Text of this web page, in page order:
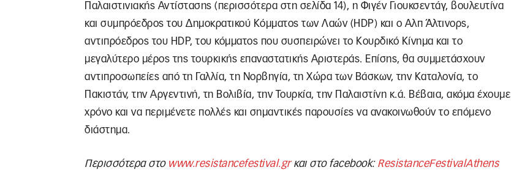
Παλαιστινιακής Αντίστασης (περισσότερα στη σελίδα 14), η Φιγέν Γιουκσεντάγ, βουλευτίνα
και συμπρόεδρος του Δημοκρατικού Κόμματος των Λαών (HDP) και ο Αλπ Άλτινορς,
αντιπρόεδρος του HDP, του κόμματος που συσπειρώνει το Κουρδικό Κίνημα και το
μεγαλύτερο μέρος της τουρκικής επαναστατικής Αριστεράς. Επίσης, θα συμμετάσχουν
αντιπροσωπείες από τη Γαλλία, τη Νορβηγία, τη Χώρα των Βάσκων, την Καταλονία, το
Πακιστάν, την Αργεντινή, τη Βολιβία, την Τουρκία, την Παλαιστίνη κ.ά. Βέβαια, ακόμα έχουμε
χρόνο και να περιμένετε πολλές και σημαντικές παρουσίες να ανακοινωθούν το επόμενο
διάστημα.
Περισσότερα στο www.resistancefestival.grκαι στο facebook: ResistanceFestivalAthens